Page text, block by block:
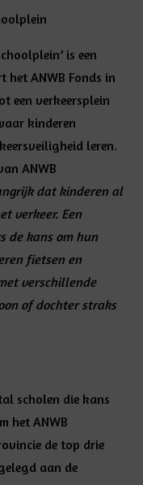
is een
ANWB Fonds in
een verkeersplein
kinderen
leren.
ANWB
dat kinderen al
verkeer. Een
de kans om hun
fietsen en
verschillende
of dochter straks
scholen die kans
het ANWB
de top drie
aan de